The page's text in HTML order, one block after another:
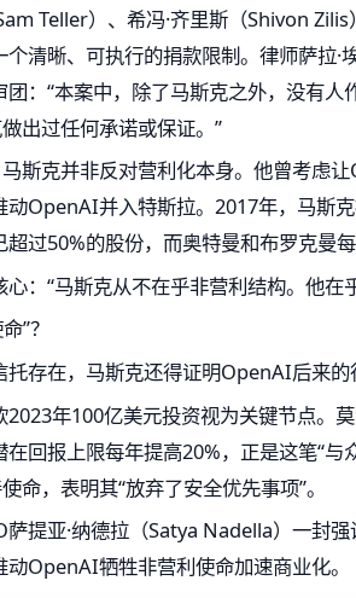
Teller）、希冯·齐里斯（Shivon
个清晰、可执行的捐款限制。律师萨拉·
：“本案中，除了马斯克之外，没有人
出过任何承诺或保证。”
斯克并非反对营利化本身。他曾考虑
动OpenAI并入特斯拉。2017年，马斯
超过50%的股份，而奥特曼和布罗克曼
：“马斯克从不在乎非营利结构。他在
”？
托存在，马斯克还得证明OpenAI后来
2023年100亿美元投资视为关键节点。
回报上限每年提高20%，正是这笔“与
命，表明其“放弃了安全优先事项”。
萨提亚·纳德拉（Satya Nadella）一封
OpenAI牺牲非营利使命加速商业化。